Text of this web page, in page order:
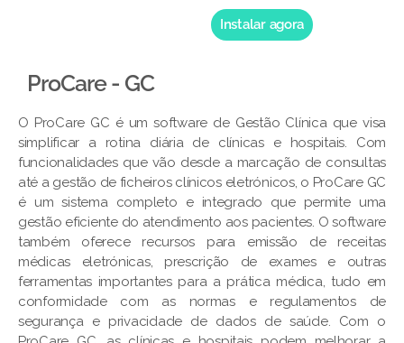
Instalar agora
ProCare - GC
O ProCare GC é um software de Gestão Clínica que visa
simplificar a rotina diária de clínicas e hospitais. Com
funcionalidades que vão desde a marcação de consultas
até a gestão de ficheiros clínicos eletrónicos, o ProCare GC
é um sistema completo e integrado que permite uma
gestão eficiente do atendimento aos pacientes. O software
também oferece recursos para emissão de receitas
médicas eletrónicas, prescrição de exames e outras
ferramentas importantes para a prática médica, tudo em
conformidade com as normas e regulamentos de
segurança e privacidade de dados de saúde. Com o